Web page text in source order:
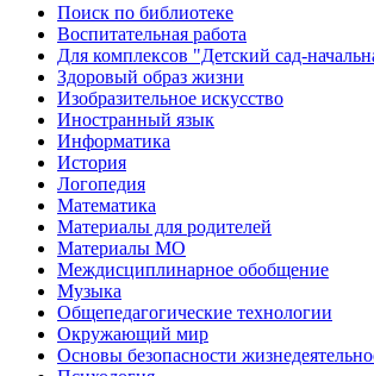
Поиск по библиотеке
Воспитательная работа
Для комплексов "Детский сад-
Здоровый образ жизни
Изобразительное искусство
Иностранный язык
Информатика
История
Логопедия
Математика
Материалы для родителей
Материалы МО
Междисциплинарное обобщение
Музыка
Общепедагогические технологии
Окружающий мир
Основы безопасности